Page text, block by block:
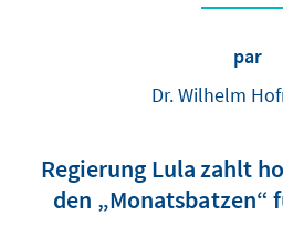
par
Dr. Wilhelm
Regierung Lula zahlt
den „Monatsbatzen“